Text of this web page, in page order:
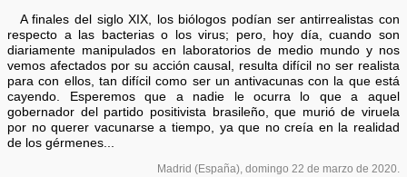
A finales del siglo XIX, los biólogos podían ser antirrealistas con
respecto a las bacterias o los virus; pero, hoy día, cuando son
diariamente manipulados en laboratorios de medio mundo y nos
vemos afectados por su acción causal, resulta difícil no ser realista
para con ellos, tan difícil como ser un antivacunas con la que está
cayendo. Esperemos que a nadie le ocurra lo que a aquel
gobernador del partido positivista brasileño, que murió de viruela
por no querer vacunarse a tiempo, ya que no creía en la realidad
de los gérmenes...
Madrid (España), domingo 22 de marzo de 2020.